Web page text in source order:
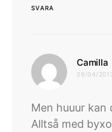
SVARA
Camilla
29/04/
Men huuur kan
Alltså med